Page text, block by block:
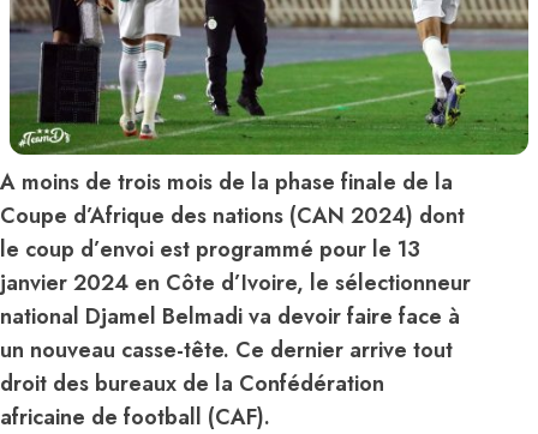
A moins de trois mois de la phase finale de la
Coupe d’Afrique des nations (CAN 2024) dont
le coup d’envoi est programmé pour le 13
janvier 2024 en Côte d’Ivoire, le sélectionneur
national Djamel Belmadi va devoir faire face à
un nouveau casse-tête. Ce dernier arrive tout
droit des bureaux de la Confédération
africaine de football (CAF).